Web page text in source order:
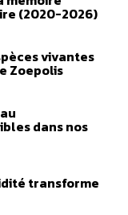
(2020-2026)
vivantes
Zoepolis
dans nos
transforme